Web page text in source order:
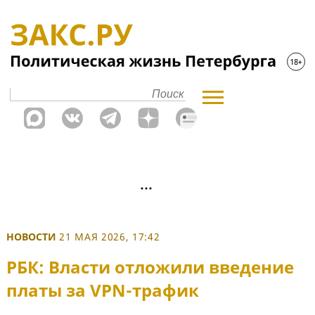
НОВОСТИ 21 МАЯ 2026, 17:42
РБК: Власти отложили введение
платы за VPN-трафик